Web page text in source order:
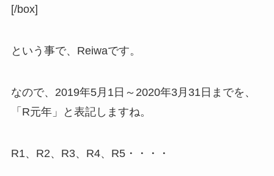
[/box]
という事で、Reiwaです。
なので、2019年5月1日～2020年3月31日までを、
「R元年」と表記しますね。
R1、R2、R3、R4、R5・・・・